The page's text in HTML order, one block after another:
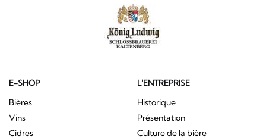
E-SHOP
Bières
Vins
Cidres
L'ENTREPRISE
Historique
Présentation
Culture de la bière